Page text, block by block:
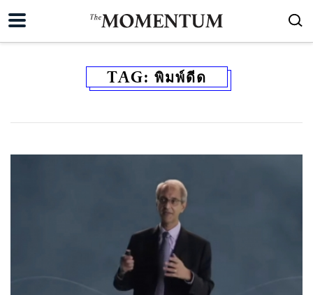
TAG: พิมพ์ดีด